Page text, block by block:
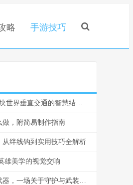
略 手游技巧
我的世界PE物品电梯,方块世界垂直交通的智慧结晶副标题
，附简易制作指南
绊线钩到实用技巧全解析
雄美学的视觉交响
我的世界怎么让村民拿武器，一场关于守护与武装的探索之旅